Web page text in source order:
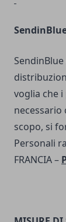
voglia che
necessario
scopo, si
Personali
FRANCIA –